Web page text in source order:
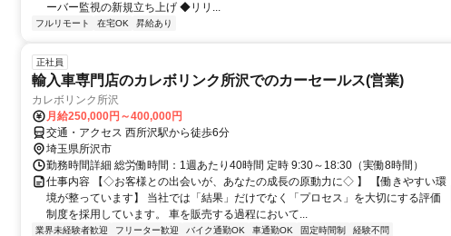
ーバー監視の新規立ち上げ ◆リリ...
フルリモート 在宅OK 昇給あり
正社員
輸入車専門店のカレボリンク所沢でのカーセールス(営業)
カレボリンク所沢
月給250,000円～400,000円
交通・アクセス 西所沢駅から徒歩6分
埼玉県所沢市
勤務時間詳細 総労働時間：1週あたり40時間 定時 9:30～18:30（実働8時間）
仕事内容 【◇お客様との出会いが、あなたの成長の原動力に◇ 】 【働きやすい環
境が整っています】 当社では「結果」だけでなく「プロセス」を大切にする評価
制度を採用しています。 車を販売する過程において...
業界未経験者歓迎 フリーター歓迎 バイク通勤OK 車通勤OK 固定時間制
経験不問